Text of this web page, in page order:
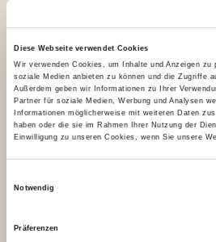
Diese Webseite verwendet Cookies
Wir verwenden Cookies, um Inhalte und Anzeigen zu
soziale Medien anbieten zu können und die Zugriffe
Außerdem geben wir Informationen zu Ihrer
Partner für soziale Medien, Werbung und Analysen
Informationen möglicherweise mit weiteren Daten
haben oder die sie im Rahmen Ihrer Nutzung der
Einwilligung zu unseren Cookies, wenn Sie unsere
Notwendig
Präferenzen
2,08 MB
Download